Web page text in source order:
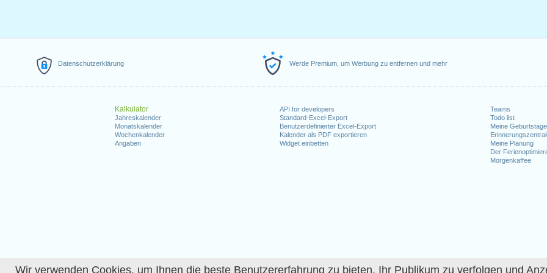
Wir verwenden Cookies, um Ihnen die beste Benutzererfahrung zu bieten, Ihr Publikum zu verfolgen und
Datenschutzerklärung Werde Premium, um Werbung zu entfernen und mehr
Kalkulator
Jahreskalender
Monatskalender
Wochenkalender
Angaben
API for developers
Standard-Excel-Export
Benutzerdefinierter Excel-Export
Kalender als PDF exportieren
Widget einbetten
Teams
Todo list
Meine Geburtstage
Meine Planung
Der
Morgenkaffee